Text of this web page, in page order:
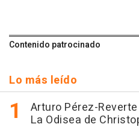
Contenido patrocinado
Lo más leído
Arturo Pérez-
La Odisea de